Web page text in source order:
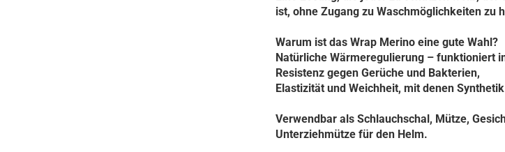
ist, ohne Zugang zu Waschmöglichkeiten zu
Warum ist das Wrap Merino eine gute Wahl?
Natürliche Wärmeregulierung – funktioniert
Resistenz gegen Gerüche und Bakterien,
Elastizität und Weichheit, mit denen
Verwendbar als Schlauchschal, Mütze,
Unterziehmütze für den Helm.